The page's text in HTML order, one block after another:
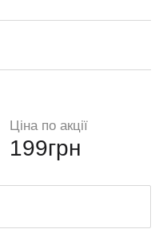
Ціна по акції
199грн